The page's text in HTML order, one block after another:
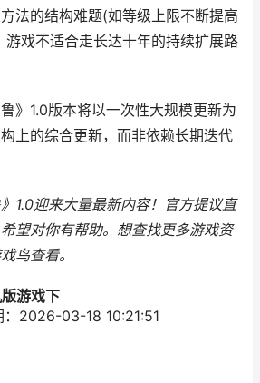
法的结构难题(如等级上限不断提高
游戏不适合走长达十年的持续扩展路
》1.0版本将以一次性大规模更新为
上的综合更新，而非依赖长期迭代
1.0迎来大量最新内容！官方提议直
望对你有帮助。 想查找更多游戏资
鸟查看。
游戏下
：2026-03-18 10:21:51